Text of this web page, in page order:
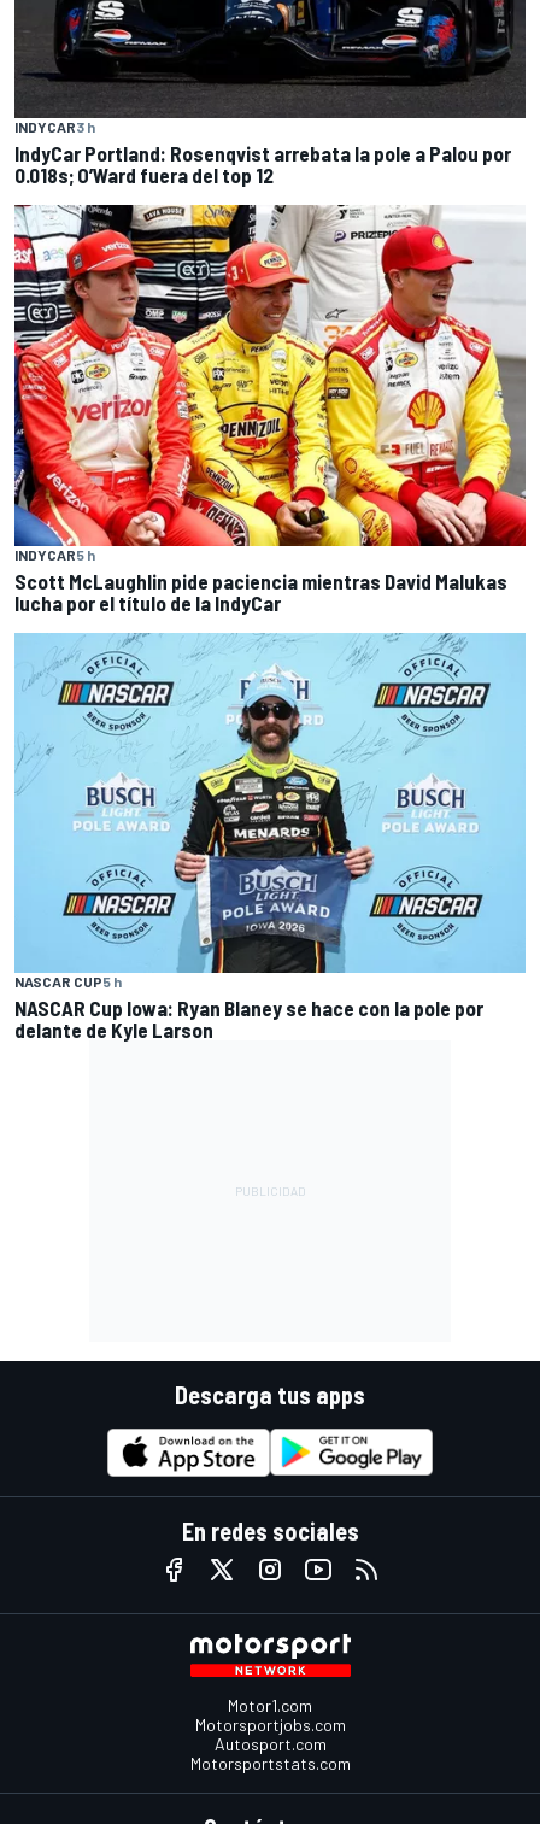
INDYCAR3 h
IndyCar Portland: Rosenqvist arrebata la pole a Palou por
0.018s; O’Ward fuera del top 12
INDYCAR5 h
Scott McLaughlin pide paciencia mientras David Malukas
lucha por el título de la IndyCar
NASCAR CUP5 h
NASCAR Cup Iowa: Ryan Blaney se hace con la pole por
delante de Kyle Larson
Descarga tus apps
En redes sociales
Motor1.com
Motorsportjobs.com
Autosport.com
Motorsportstats.com